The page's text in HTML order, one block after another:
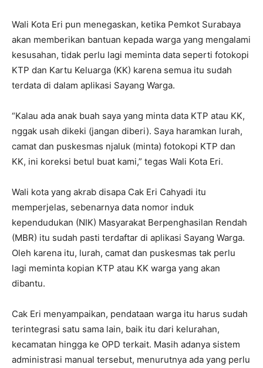
Wali Kota Eri pun menegaskan, ketika Pemkot Surabaya
akan memberikan bantuan kepada warga yang mengalami
kesusahan, tidak perlu lagi meminta data seperti fotokopi
KTP dan Kartu Keluarga (KK) karena semua itu sudah
terdata di dalam aplikasi Sayang Warga.
“Kalau ada anak buah saya yang minta data KTP atau KK,
nggak usah dikeki (jangan diberi). Saya haramkan lurah,
camat dan puskesmas njaluk (minta) fotokopi KTP dan
KK, ini koreksi betul buat kami,” tegas Wali Kota Eri.
Wali kota yang akrab disapa Cak Eri Cahyadi itu
memperjelas, sebenarnya data nomor induk
kependudukan (NIK) Masyarakat Berpenghasilan Rendah
(MBR) itu sudah pasti terdaftar di aplikasi Sayang Warga.
Oleh karena itu, lurah, camat dan puskesmas tak perlu
lagi meminta kopian KTP atau KK warga yang akan
dibantu.
Cak Eri menyampaikan, pendataan warga itu harus sudah
terintegrasi satu sama lain, baik itu dari kelurahan,
kecamatan hingga ke OPD terkait. Masih adanya sistem
administrasi manual tersebut, menurutnya ada yang perlu